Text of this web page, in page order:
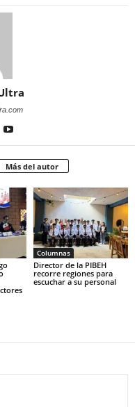
Más del autor
Columnas
Director de la PIBEH
recorre regiones para
escuchar a su personal